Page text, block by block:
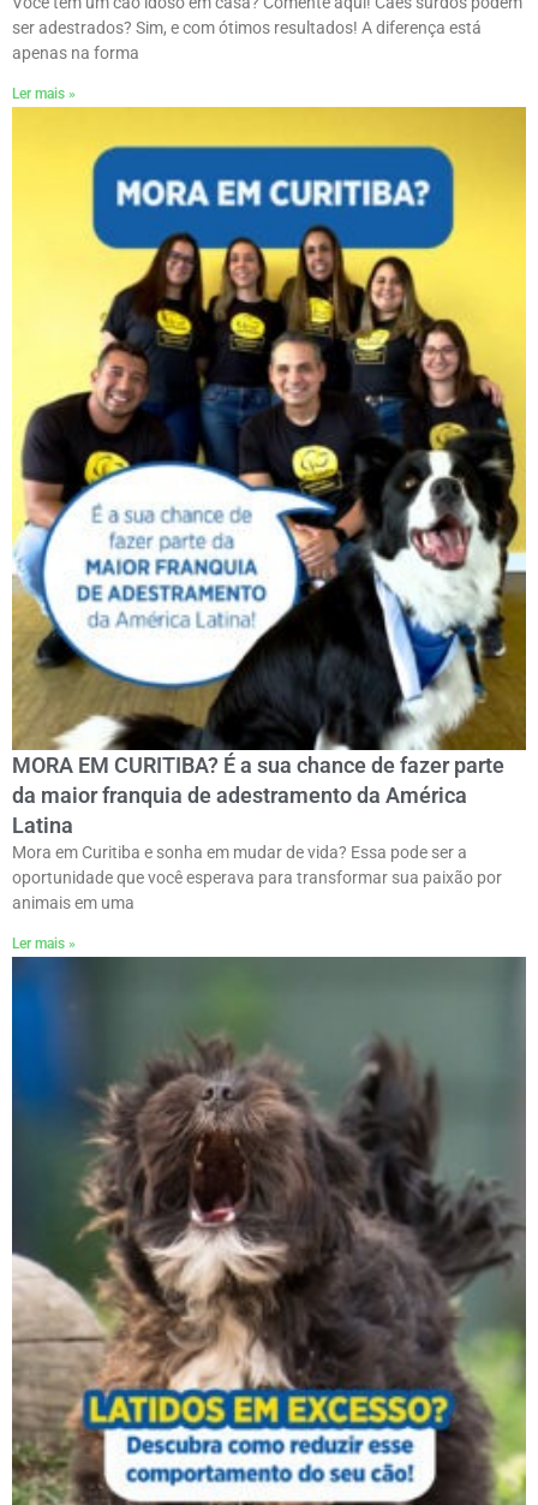
ser adestrados? Sim, e com ótimos resultados! A diferença está
apenas na forma
Ler mais »
MORA EM CURITIBA? É a sua chance de fazer parte
da maior franquia de adestramento da América
Latina
Mora em Curitiba e sonha em mudar de vida? Essa pode ser a
oportunidade que você esperava para transformar sua paixão por
animais em uma
Ler mais »